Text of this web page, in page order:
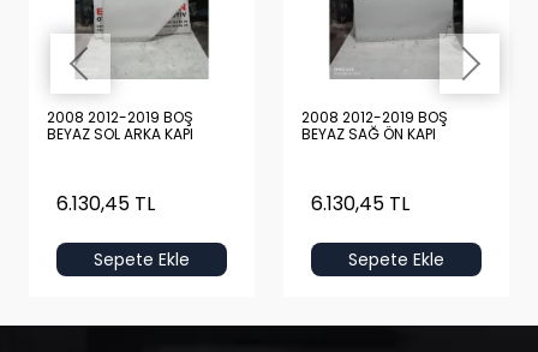
2008 2012-2019 BOŞ
BEYAZ SOL ARKA KAPI
6.130,45 TL
Sepete Ekle
2008 2012-2019 BOŞ
BEYAZ SAĞ ÖN KAPI
6.130,45 TL
Sepete Ekle